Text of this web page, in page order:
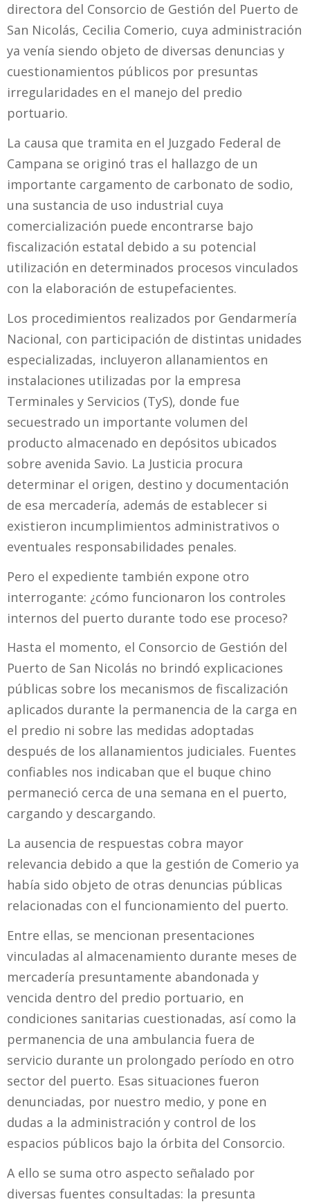
directora del Consorcio de Gestión del Puerto de
San Nicolás, Cecilia Comerio, cuya administración
ya venía siendo objeto de diversas denuncias y
cuestionamientos públicos por presuntas
irregularidades en el manejo del predio
portuario.
La causa que tramita en el Juzgado Federal de
Campana se originó tras el hallazgo de un
importante cargamento de carbonato de sodio,
una sustancia de uso industrial cuya
comercialización puede encontrarse bajo
fiscalización estatal debido a su potencial
utilización en determinados procesos vinculados
con la elaboración de estupefacientes.
Los procedimientos realizados por Gendarmería
Nacional, con participación de distintas unidades
especializadas, incluyeron allanamientos en
instalaciones utilizadas por la empresa
Terminales y Servicios (TyS), donde fue
secuestrado un importante volumen del
producto almacenado en depósitos ubicados
sobre avenida Savio. La Justicia procura
determinar el origen, destino y documentación
de esa mercadería, además de establecer si
existieron incumplimientos administrativos o
eventuales responsabilidades penales.
Pero el expediente también expone otro
interrogante: ¿cómo funcionaron los controles
internos del puerto durante todo ese proceso?
Hasta el momento, el Consorcio de Gestión del
Puerto de San Nicolás no brindó explicaciones
públicas sobre los mecanismos de fiscalización
aplicados durante la permanencia de la carga en
el predio ni sobre las medidas adoptadas
después de los allanamientos judiciales. Fuentes
confiables nos indicaban que el buque chino
permaneció cerca de una semana en el puerto,
cargando y descargando.
La ausencia de respuestas cobra mayor
relevancia debido a que la gestión de Comerio ya
había sido objeto de otras denuncias públicas
relacionadas con el funcionamiento del puerto.
Entre ellas, se mencionan presentaciones
vinculadas al almacenamiento durante meses de
mercadería presuntamente abandonada y
vencida dentro del predio portuario, en
condiciones sanitarias cuestionadas, así como la
permanencia de una ambulancia fuera de
servicio durante un prolongado período en otro
sector del puerto. Esas situaciones fueron
denunciadas, por nuestro medio, y pone en
dudas a la administración y control de los
espacios públicos bajo la órbita del Consorcio.
A ello se suma otro aspecto señalado por
diversas fuentes consultadas: la presunta